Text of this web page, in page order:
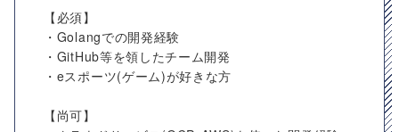
【必須】
・Golangでの開発経験
・GitHub等を領したチーム開発
・eスポーツ(ゲーム)が好きな方
【尚可】